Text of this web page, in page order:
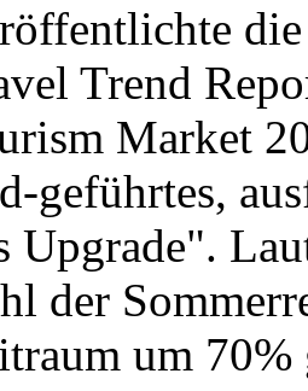
Trend
Market
geführtes,
Upgrade".
der
um